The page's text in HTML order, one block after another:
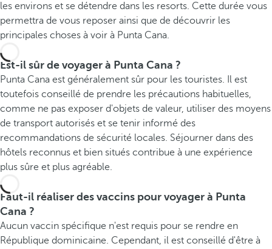
les environs et se détendre dans les resorts. Cette durée vous
permettra de vous reposer ainsi que de découvrir les
principales choses à voir à Punta Cana.
Est-il sûr de voyager à Punta Cana ?
Punta Cana est généralement sûr pour les touristes. Il est
toutefois conseillé de prendre les précautions habituelles,
comme ne pas exposer d'objets de valeur, utiliser des moyens
de transport autorisés et se tenir informé des
recommandations de sécurité locales. Séjourner dans des
hôtels reconnus et bien situés contribue à une expérience
plus sûre et plus agréable.
Faut-il réaliser des vaccins pour voyager à Punta
Cana ?
Aucun vaccin spécifique n'est requis pour se rendre en
République dominicaine. Cependant, il est conseillé d'être à